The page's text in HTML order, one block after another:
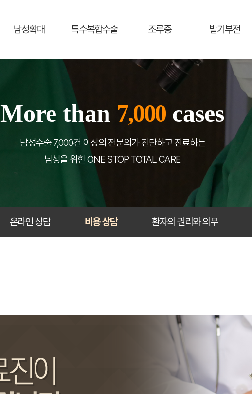
남성확대 특수복합수술 조루증 발기부전
More than 7,000cases
남성수술 7,000건 이상의 전문의가 진단하고 진료하는
남성을 위한 ONE STOP TOTAL CARE
온라인 상담 비용 상담 환자의 권리와 의무